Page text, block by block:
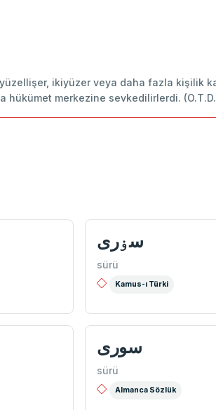
ikiyüzer veya daha fazla kişilik
hükümet merkezine sevkedilirlerdi.
سۏری
sürü
Kamus-ı Türki
سوری
sürü
Almanca Sözlük